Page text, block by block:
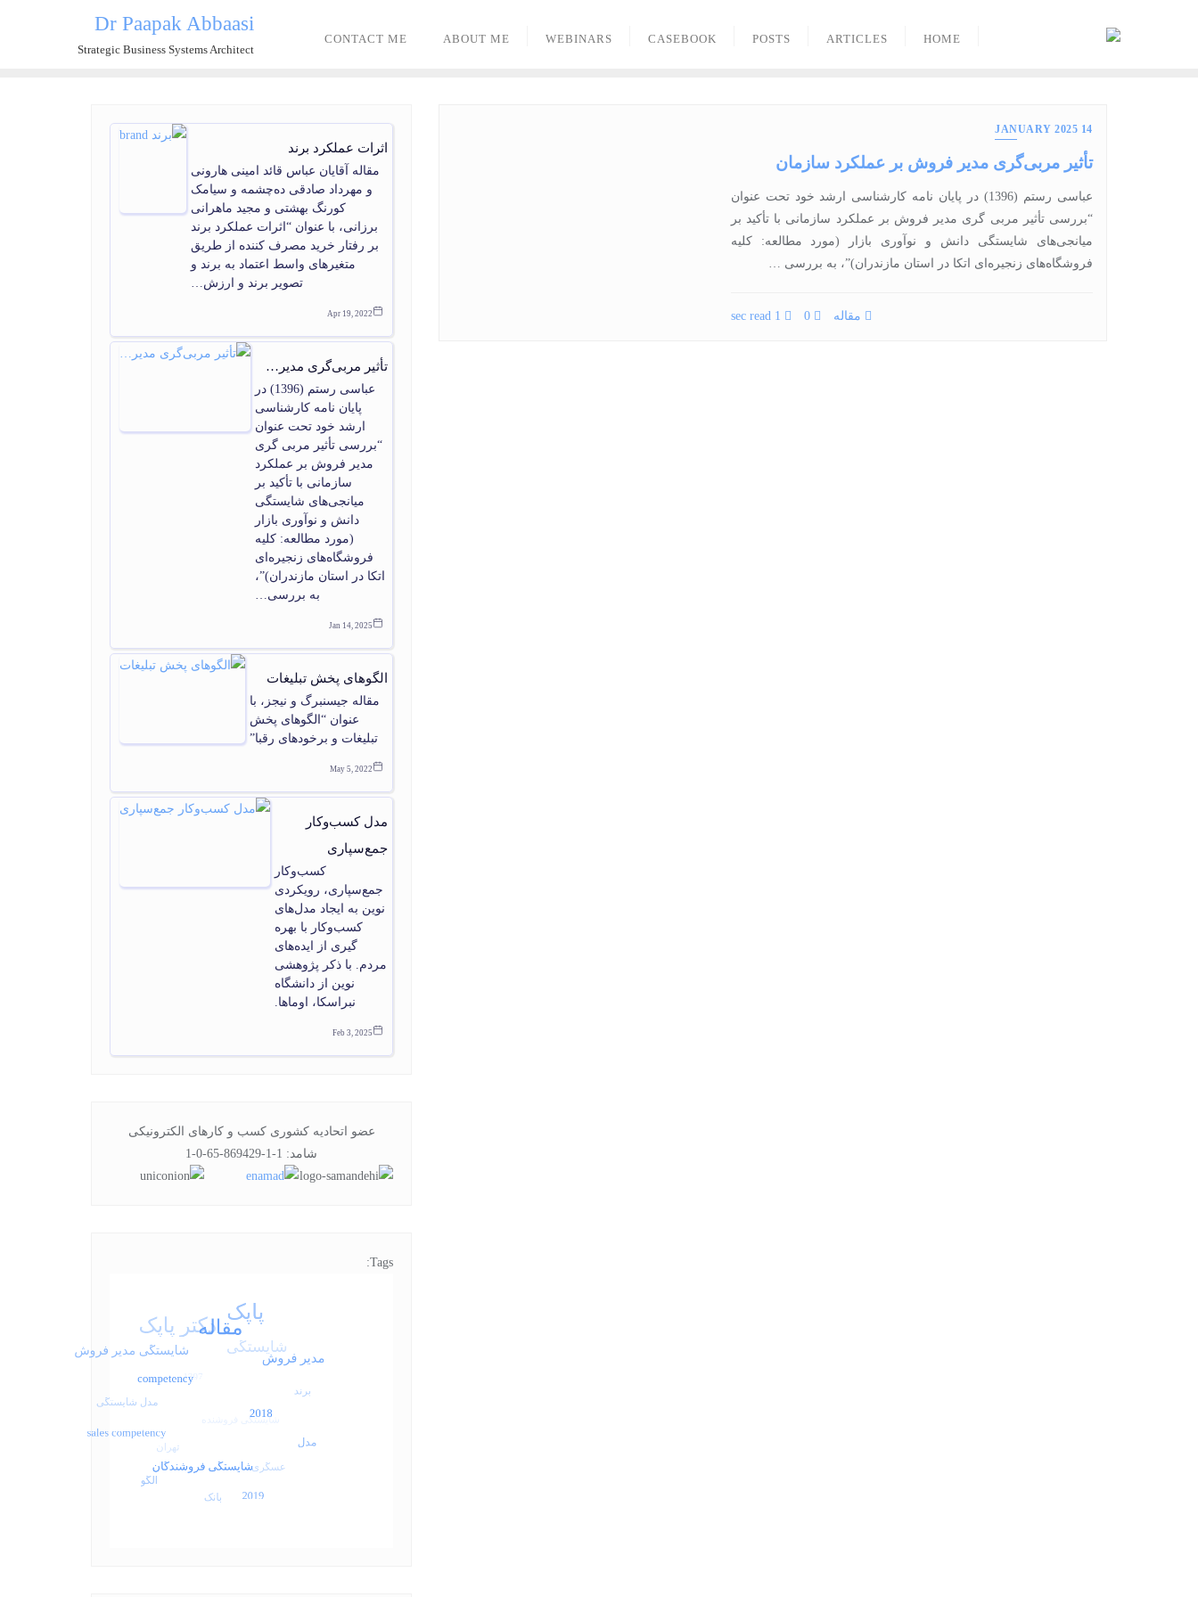
Dr Paapak Abbaasi
Strategic Business Systems Architect
HOME
ARTICLES
POSTS
CASEBOOK
WEBINARS
ABOUT ME
CONTACT ME
14 JANUARY 2025
تأثیر مربی‌گری مدیر فروش بر عملکرد سازمان
عباسی رستم (1396) در پایان‏ نامه کارشناسی ارشد خود تحت عنوان
“بررسی تأثیر مربی گری مدیر فروش بر عملکرد سازمانی با تأکید بر
میانجی‌‏های شایستگی دانش و نوآوری بازار (مورد مطالعه: کلیه
فروشگاه‌‏های زنجیره‏‌ای اتکا در استان مازندران)”، به بررسی …
مقاله 0
اثرات عملکرد برند
مقاله آقایان عباس قائد امینی هارونی
و مهرداد صادقی ده‌چشمه و سیامک
کورنگ بهشتی و مجید ماهرانی
برزانی، با عنوان “اثرات عملکرد برند
بر رفتار خرید مصرف کننده از طریق
متغیرهای واسط اعتماد به برند و
تصویر برند و ارزش…
Apr 19, 2022
تأثیر مربی‌گری مدیر…
عباسی رستم (1396) در
پایان‏ نامه کارشناسی
ارشد خود تحت عنوان
“بررسی تأثیر مربی گری
مدیر فروش بر عملکرد
سازمانی با تأکید بر
میانجی‌‏های شایستگی
دانش و نوآوری بازار
(مورد مطالعه: کلیه
فروشگاه‌‏های زنجیره‏‌ای
اتکا در استان مازندران)”،
به بررسی…
Jan 14, 2025
الگوهای پخش تبليغات
مقاله جیسنبرگ و نیجز، با
عنوان “الگوهای پخش
تبلیغات و برخودهای رقبا”
May 5, 2022
مدل کسب‌وکار
جمع‌سپاری
کسب‌وکار
جمع‌سپاری، رویکردی
نوین به ایجاد مدل‌های
کسب‌وکار با بهره
گیری از ایده‌های
مردم. با ذکر پژوهشی
نوین از دانشگاه
نبراسکا، اوماها.
Feb 3, 2025
عضو اتحادیه کشوری کسب و کارهای الکترونیکی
شامد: 1-1-869429-65-0-1
Tags: